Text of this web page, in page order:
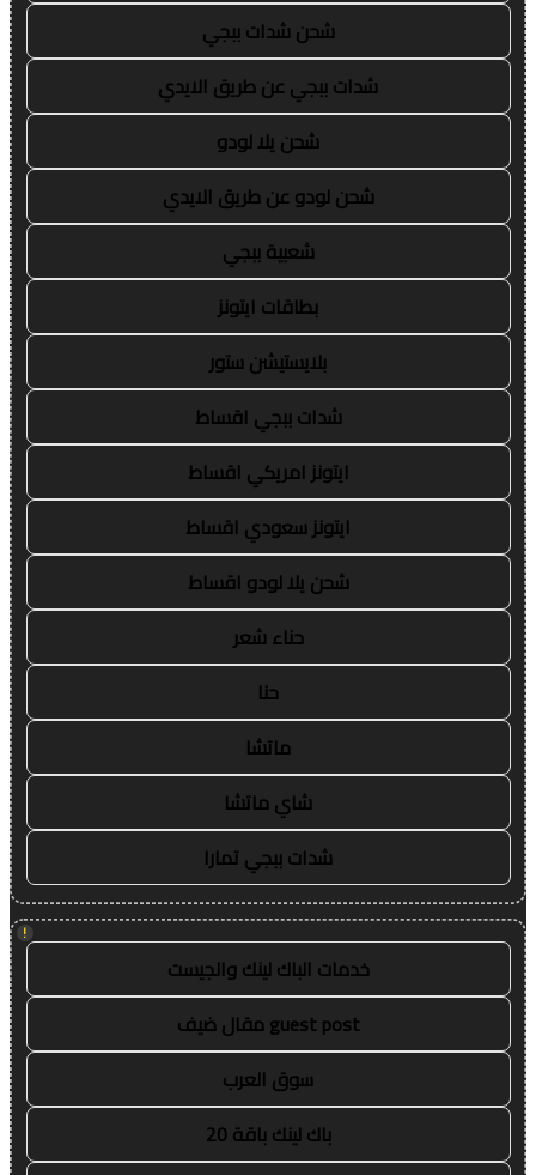
شحن شدات ببجي
شدات ببجي عن طريق الايدي
شحن يلا لودو
شحن لودو عن طريق الايدي
شعبية ببجي
بطاقات ايتونز
بلايستيشن ستور
شدات ببجي اقساط
ايتونز امريكي اقساط
ايتونز سعودي اقساط
شحن يلا لودو اقساط
حناء شعر
حنا
ماتشا
شاي ماتشا
شدات ببجي تمارا
!
خدمات الباك لينك والجيست
guest post مقال ضيف
سوق العرب
باك لينك باقة 20